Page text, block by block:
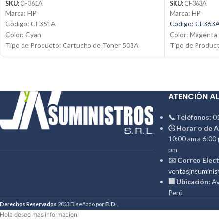
SKU: CF361A
Marca: HP
Código: CF361A
Color: Cyan
Tipo de Producto: Cartucho de Toner 508A
Tecnología de impresión: Laser
Email: ventas@jynsuministros.com
WhatsApp: 51 991 864 930
SKU: CF363A
Marca: HP
Código: CF363A
Color: Magenta
Tipo de
Tecnología de
Email:
ATENCIÓN
📞 Teléfonos:
🕒 Horario de
10:00 am a 6:00
pm
✉️ Correo
🏢 Ubicación:
Perú
Derechos Reservados 2023 Diseñado porELD
Hola deseo mas informacion!